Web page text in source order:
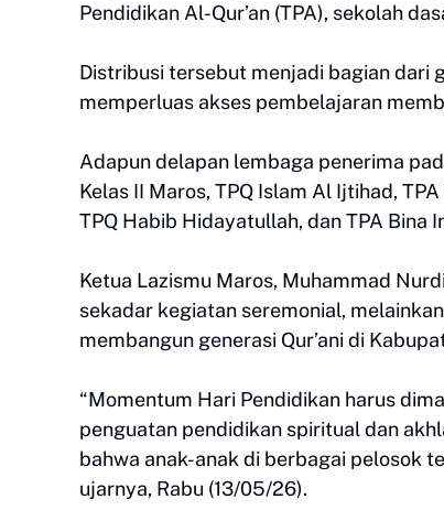
Pendidikan Al-Qur’an (TPA), sekolah
Distribusi tersebut menjadi bagian dari
memperluas akses pembelajaran
Adapun delapan lembaga penerima
Kelas II Maros, TPQ Islam Al Ijtihad,
TPQ Habib Hidayatullah, dan TPA Bina
Ketua Lazismu Maros, Muhammad
sekadar kegiatan seremonial,
membangun generasi Qur’ani di
“Momentum Hari Pendidikan harus
penguatan pendidikan spiritual dan
bahwa anak-anak di berbagai pelosok
ujarnya, Rabu (13/05/26).